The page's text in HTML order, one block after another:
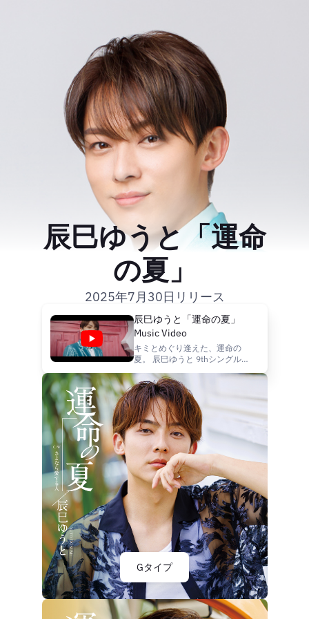
辰巳ゆうと「運命
の夏」
2025年7月30日リリース
辰巳ゆうと「運命の夏」
Music Video
キミとめぐり逢えた、運命の
夏。 辰巳ゆうと 9thシングル
2025年1月29日発売 【Aタイ
プ】 1.運命の夏 作詩：売野雅
勇 作曲：幸 耕平 編曲：萩
田光雄 2.どうして泣きたいくら
い好きなんだろう 作詩：松井
五郎 作曲：幸 耕平 編曲：
萩田光雄 3.運命の夏（オリジ
ナル･カラオケ） 4.どうして泣
きたいくらい好きなんだろう
（オリジナル･カラオケ）
VICL-37757 ¥1,500（税込）
https://www.jvcmusic.co.jp/-/D...
Gタイプ